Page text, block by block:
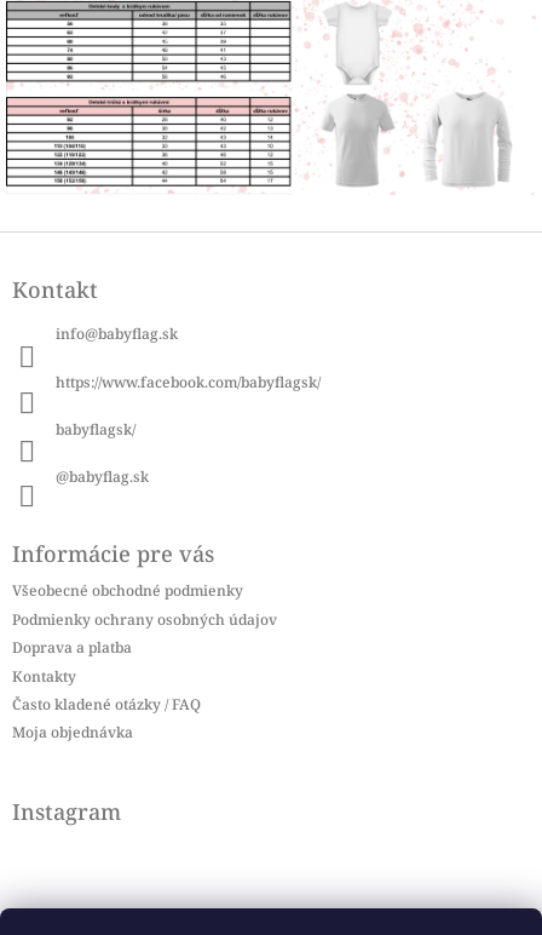
pKontakt
info@babyflag.sk
https://www.facebook.com/babyflagsk/
babyflagsk/
@babyflag.sk
Informácie pre vás
Všeobecné obchodné podmienky
Podmienky ochrany osobných údajov
Doprava a platba
Kontakty
Často kladené otázky / FAQ
Moja objednávka
Instagram